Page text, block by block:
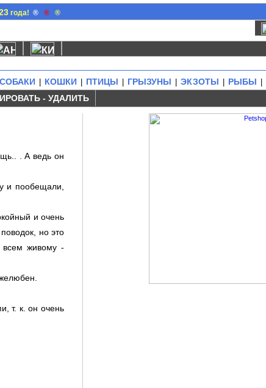
года! ® ® ®
СОБАКИ КОШКИ ПТИЦЫ ГРЫЗУНЫ ЭКЗОТЫ РЫБЫ
- УДАЛИТЬ
. А ведь он
и пообещали,
и очень
но это
всем живому -
т. к. он очень